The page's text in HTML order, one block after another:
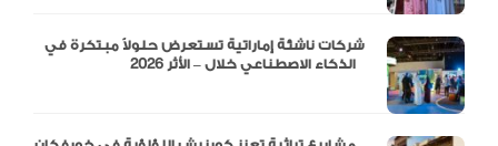
شركات ناشئة إماراتية تستعرض حلولاً مبتكرة في